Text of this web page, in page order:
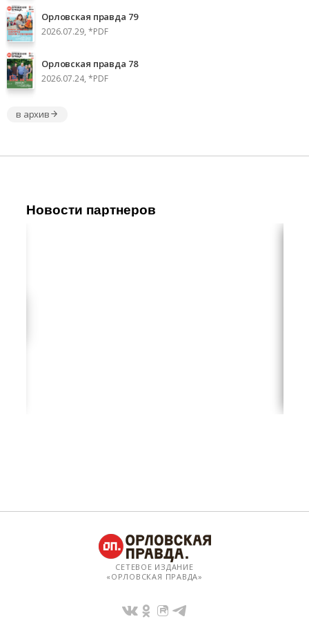
Орловская правда 79
2026.07.29, *PDF
Орловская правда 78
2026.07.24, *PDF
в архив
Новости партнеров
СЕТЕВОЕ ИЗДАНИЕ
«ОРЛОВСКАЯ ПРАВДА»